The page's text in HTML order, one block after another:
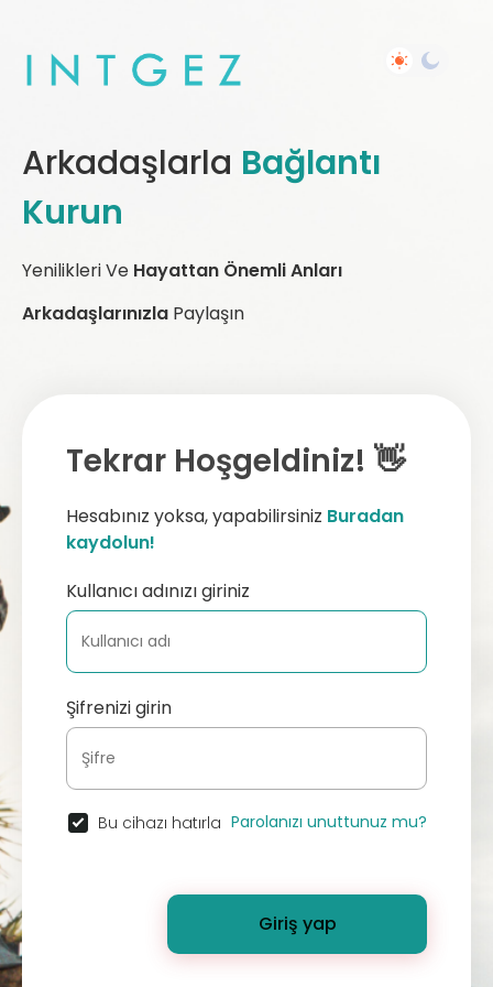
Arkadaşlarla Bağlantı
Kurun
Yenilikleri Ve Hayattan Önemli Anları
Arkadaşlarınızla Paylaşın
Tekrar Hoşgeldiniz! 👋
Hesabınız yoksa, yapabilirsiniz Buradan
kaydolun!
Kullanıcı adınızı giriniz
Şifrenizi girin
Bu cihazı hatırla Parolanızı unuttunuz mu?
Giriş yap